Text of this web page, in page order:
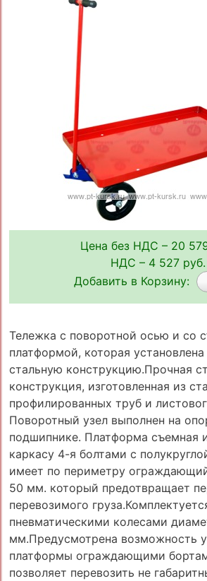
Цена без НДС – 20
НДС – 4 527 руб.
Добавить в Корзину:
Тележка с поворотной осью и со
платформой, которая
стальную конструкцию.Прочная
конструкция, изготовленная из
профилированных труб и
Поворотный узел выполнен на
подшипнике. Платформа съемная
каркасу 4-я болтами с
имеет по периметру
50 мм. который предотвращает
перевозимого
пневматическими колесами
мм.Предусмотрена возможность
платформы ограждающими
позволяет перевозить не